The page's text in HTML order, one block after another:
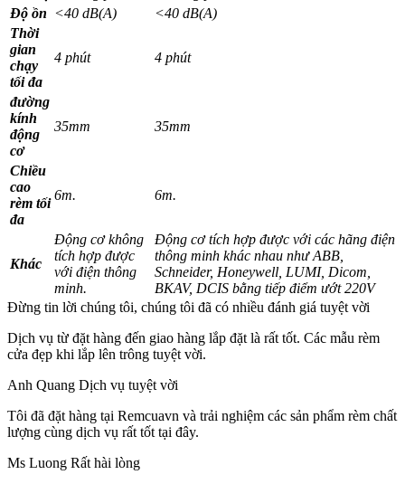
Độ ồn
<40 dB(A)
<40 dB(A)
Thời
gian
chạy
tối đa
4 phút 4 phút
đường
kính
động
cơ
35mm 35mm
Chiều
cao
rèm tối
đa
6m. 6m.
Khác
Động cơ không
tích hợp được
với điện thông
minh.
Động cơ tích hợp được với các hãng điện
thông minh khác nhau như ABB,
Schneider, Honeywell, LUMI, Dicom,
BKAV, DCIS bằng tiếp điểm ướt 220V
Đừng tin lời chúng tôi, chúng tôi đã có nhiều đánh giá tuyệt vời
Dịch vụ từ đặt hàng đến giao hàng lắp đặt là rất tốt. Các mẫu rèm
cửa đẹp khi lắp lên trông tuyệt vời.
Anh Quang Dịch vụ tuyệt vời
Tôi đã đặt hàng tại Remcuavn và trải nghiệm các sản phẩm rèm chất
lượng cùng dịch vụ rất tốt tại đây.
Ms Luong Rất hài lòng